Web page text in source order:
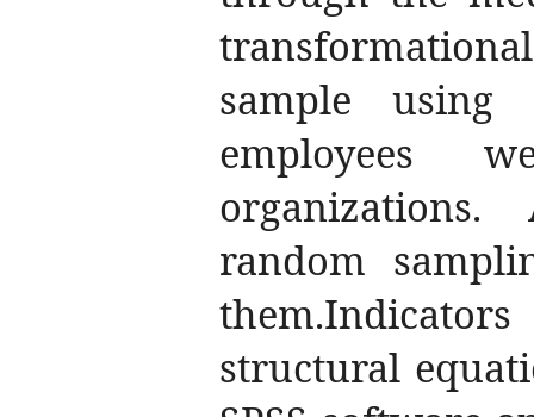
sample
employees
random
structural